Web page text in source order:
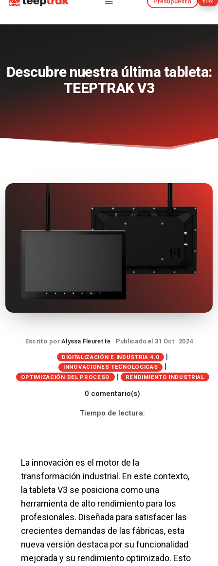
Demo
Presupuesto Demo
Descubre nuestra última tableta:
TEEPTRAK V3
Escrito porAlyssa Fleurette Publicado el 31 Oct. 2024
DIGITALIZACIÓN E INDUSTRIA 4.0 |
INNOVACIONES TECNOLÓGICAS |
OPTIMIZACIÓN DEL PROCESO | RENDIMIENTO INDUSTRIAL
0 comentario(s)
Tiempo de lectura:
La innovación es el motor de la
transformación industrial. En este contexto,
la tableta V3 se posiciona como una
herramienta de alto rendimiento para los
profesionales. Diseñada para satisfacer las
crecientes demandas de las fábricas, esta
nueva versión destaca por su funcionalidad
mejorada y su rendimiento optimizado. Esto